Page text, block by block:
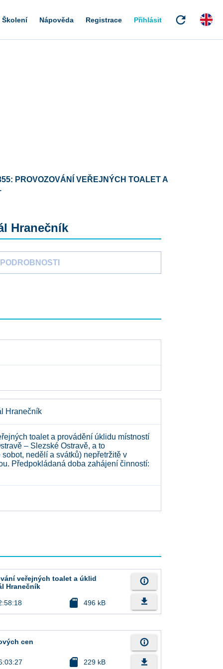
Školení Nápověda Registrace Přihlásit refresh
PROVOZOVÁNÍ VEŘEJNÝCH TOALET A
Hranečník
PODROBNOSTI
Hranečník
toalet a provádění úklidu místností
– Slezské Ostravě, a to
nedělí a svátků) nepřetržitě v
Předpokládaná doba zahájení činností:
veřejných toalet a úklid
Hranečník
sd_card 496 kB
info_outline
file_download
cen
sd_card 229 kB
info_outline
file_download